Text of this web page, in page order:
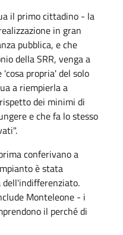
il primo cittadino - la
in gran
pubblica, e che
della SRR, venga a
propria' del solo
a riempierla a
dei minimi di
e che fa lo stesso
conferivano a
è stata
Monteleone - i
il perché di